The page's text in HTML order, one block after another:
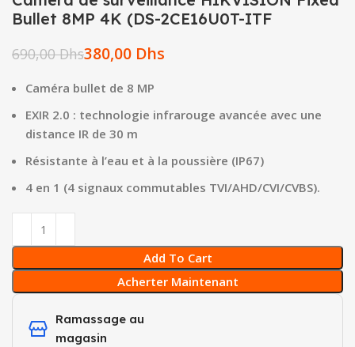
Bullet 8MP 4K (DS-2CE16U0T-ITF
690,00Dhs380,00 Dhs
Caméra bullet de 8 MP
EXIR 2.0 : technologie infrarouge avancée avec une
distance IR de 30 m
Résistante à l’eau et à la poussière (IP67)
4 en 1 (4 signaux commutables TVI/AHD/CVI/CVBS).
Add To Cart
Acherter Maintenant
Ramassage au
magasin